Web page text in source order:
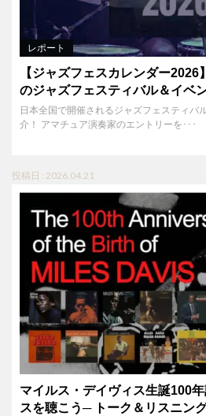
レポート
【ジャズフェスカレンダー
のジャズフェスティバル＆イベ
日本全国で開催されるジャズフェスティバ
介！ アマチュア演奏家のエントリーを･･･
投稿日 : 2026.04.21
マイルス・デイヴィス生誕100
スを聴こう─ トーク＆リスニン